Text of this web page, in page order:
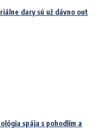
dary sú už dávno out
spája s pohodlím a